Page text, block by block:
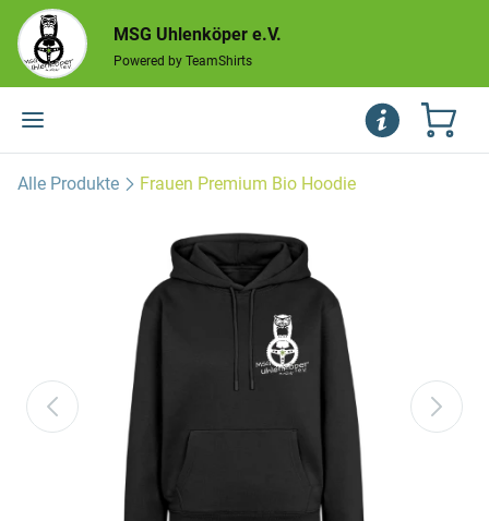
MSG Uhlenköper e.V.
Powered by TeamShirts
Alle Produkte Frauen Premium Bio Hoodie